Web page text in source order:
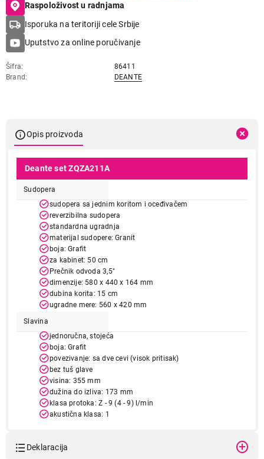
Raspoloživost u radnjama
Isporuka na teritoriji cele Srbije
Uputstvo za online poručivanje
Šifra
86411
Brand
DEANTE
Opis proizvoda
Deante set ZQZA211A
Sudopera
sudopera sa jednim koritom i oceđivačem
reverzibilna sudopera
standardna ugradnja
materijal sudopere: Granit
boja: Grafit
za kabinet: 50 cm
Prečnik odvoda 3,5"
dimenzije: 580 x 440 x 164 mm
dubina korita: 15 cm
ugradne mere: 560 x 420 mm
Slavina
jednoručna, stojeća
boja: Grafit
povezivanje: sa dve cevi (visok pritisak)
bez tuš glave
visina: 355 mm
dužina do izliva: 173 mm
klasa protoka: Z - 9 (4 - 9) l/min
akustična klasa: 1
Deklaracija